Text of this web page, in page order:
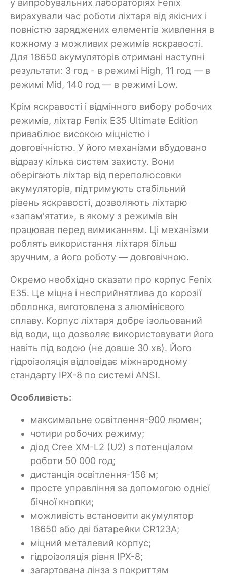
вирахували час роботи ліхтаря від якісних і
повністю заряджених елементів живлення в
кожному з можливих режимів яскравості.
Для 18650 акумуляторів отримані наступні
результати: 3 год - в режимі High, 11 год — в
режимі Mid, 140 год — в режимі Low.
Крім яскравості і відмінного вибору робочих
режимів, ліхтар Fenix E35 Ultimate Edition
приваблює високою міцністю і
довговічністю. У його механізми вбудовано
відразу кілька систем захисту. Вони
оберігають ліхтар від переполюсовки
акумуляторів, підтримують стабільний
рівень яскравості, дозволяють ліхтарю
«запам'ятати», в якому з режимів він
працював перед вимиканням. Ці механізми
роблять використання ліхтаря більш
зручним, а його роботу — довговічною.
Окремо необхідно сказати про корпус Fenix
E35. Це міцна і несприйнятлива до корозії
оболонка, виготовлена з алюмінієвого
сплаву. Корпус ліхтаря добре ізольований
від води, що дозволяє використовувати його
навіть під водою (не довше 30 хв). Його
гідроізоляція відповідає міжнародному
стандарту IPX-8 по системі ANSI.
Особливість:
максимальне освітлення-900 люмен;
чотири робочих режиму;
діод Cree XM-L2 (U2) з потенціалом
роботи 50 000 год;
дистанція освітлення-156 м;
просте управління за допомогою однієї
бічної кнопки;
можливість встановити акумулятор
18650 або дві батарейки CR123A;
міцний металевий корпус;
гідроізоляція рівня IPX-8;
загартована лінза з покриттям